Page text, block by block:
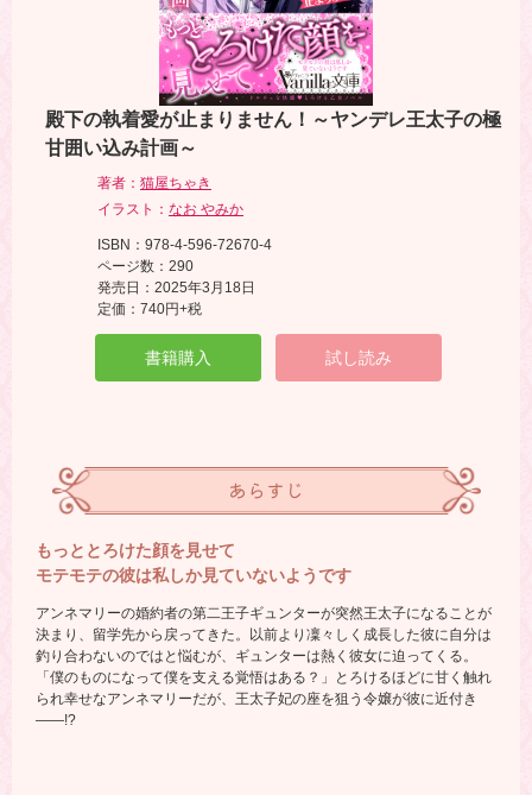
殿下の執着愛が止まりません！～ヤンデレ王太子の極
甘囲い込み計画～
著者： 猫屋ちゃき
イラスト： なお やみか
ISBN：978-4-596-72670-4
ページ数：290
発売日：2025年3月18日
定価：740円+税
書籍購入 試し読み
あらすじ
もっととろけた顔を見せて
モテモテの彼は私しか見ていないようです
アンネマリーの婚約者の第二王子ギュンターが突然王太子になることが
決まり、留学先から戻ってきた。以前より凜々しく成長した彼に自分は
釣り合わないのではと悩むが、ギュンターは熱く彼女に迫ってくる。
「僕のものになって僕を支える覚悟はある？」とろけるほどに甘く触れ
られ幸せなアンネマリーだが、王太子妃の座を狙う令嬢が彼に近付き
――!?